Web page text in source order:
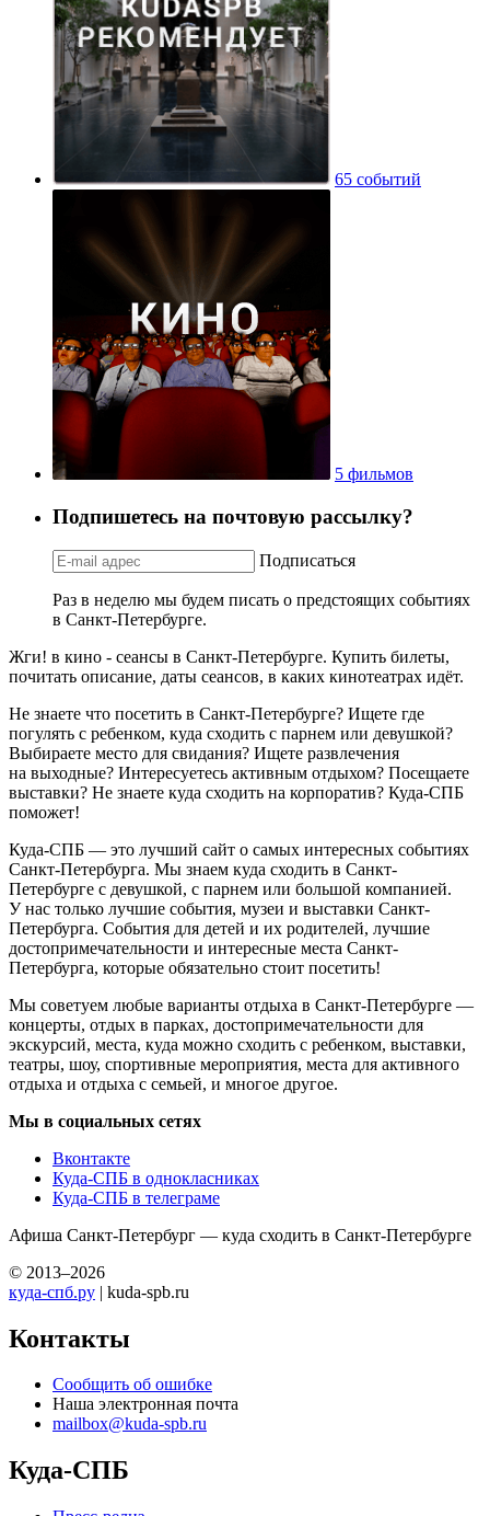
65 событий
5 фильмов
Подпишетесь на почтовую рассылку?
Подписаться
Раз в неделю мы будем писать о предстоящих событиях
в Санкт-Петербурге.
Жги! в кино - сеансы в Санкт-Петербурге. Купить билеты,
почитать описание, даты сеансов, в каких кинотеатрах идёт.
Не знаете что посетить в Санкт-Петербурге? Ищете где
погулять с ребенком, куда сходить с парнем или девушкой?
Выбираете место для свидания? Ищете развлечения
на выходные? Интересуетесь активным отдыхом? Посещаете
выставки? Не знаете куда сходить на корпоратив? Куда-СПБ
поможет!
Куда-СПБ — это лучший сайт о самых интересных событиях
Санкт-Петербурга. Мы знаем куда сходить в Санкт-
Петербурге с девушкой, с парнем или большой компанией.
У нас только лучшие события, музеи и выставки Санкт-
Петербурга. События для детей и их родителей, лучшие
достопримечательности и интересные места Санкт-
Петербурга, которые обязательно стоит посетить!
Мы советуем любые варианты отдыха в Санкт-Петербурге —
концерты, отдых в парках, достопримечательности для
экскурсий, места, куда можно сходить с ребенком, выставки,
театры, шоу, спортивные мероприятия, места для активного
отдыха и отдыха с семьей, и многое другое.
Мы в социальных сетях
Вконтакте
Куда-СПБ в однокласниках
Куда-СПБ в телеграме
Афиша Санкт-Петербург — куда сходить в Санкт-Петербурге
© 2013–2026
куда-спб.ру | kuda-spb.ru
Контакты
Сообщить об ошибке
Наша электронная почта
mailbox@kuda-spb.ru
Куда-СПБ